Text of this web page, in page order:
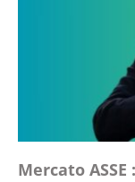
Mercato